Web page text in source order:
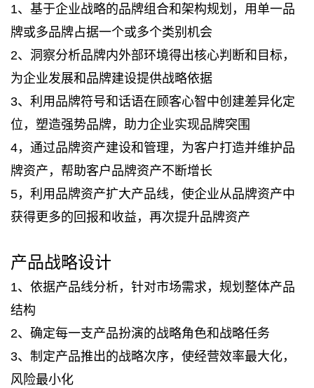
1、基于企业战略的品牌组合和架构规划，用单一品
牌或多品牌占据一个或多个类别机会
2、洞察分析品牌内外部环境得出核心判断和目标，
为企业发展和品牌建设提供战略依据
3、利用品牌符号和话语在顾客心智中创建差异化定
位，塑造强势品牌，助力企业实现品牌突围
4，通过品牌资产建设和管理，为客户打造并维护品
牌资产，帮助客户品牌资产不断增长
5，利用品牌资产扩大产品线，使企业从品牌资产中
获得更多的回报和收益，再次提升品牌资产
产品战略设计
1、依据产品线分析，针对市场需求，规划整体产品
结构
2、确定每一支产品扮演的战略角色和战略任务
3、制定产品推出的战略次序，使经营效率最大化，
风险最小化